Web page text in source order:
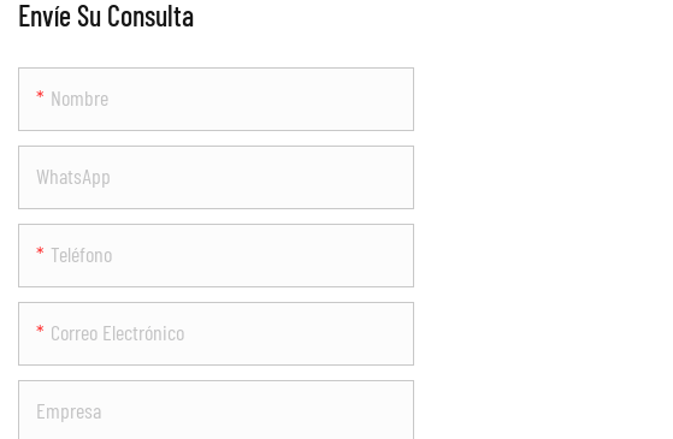
Envíe Su Consulta
Nombre
WhatsApp
Teléfono
Correo Electrónico
Empresa